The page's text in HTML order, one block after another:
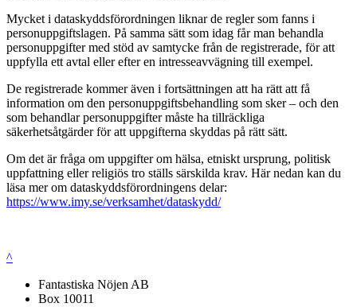
Mycket i dataskyddsförordningen liknar de regler som fanns i
personuppgiftslagen. På samma sätt som idag får man behandla
personuppgifter med stöd av samtycke från de registrerade, för att
uppfylla ett avtal eller efter en intresseavvägning till exempel.
De registrerade kommer även i fortsättningen att ha rätt att få
information om den personuppgiftsbehandling som sker – och den
som behandlar personuppgifter måste ha tillräckliga
säkerhetsåtgärder för att uppgifterna skyddas på rätt sätt.
Om det är fråga om uppgifter om hälsa, etniskt ursprung, politisk
uppfattning eller religiös tro ställs särskilda krav. Här nedan kan du
läsa mer om dataskyddsförordningens delar:
https://www.imy.se/verksamhet/dataskydd/
^
Fantastiska Nöjen AB
Box 10011